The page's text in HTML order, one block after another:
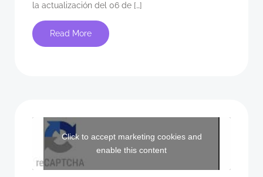
la actualización del 06 de […]
Read More
Click to accept marketing cookies and
enable this content